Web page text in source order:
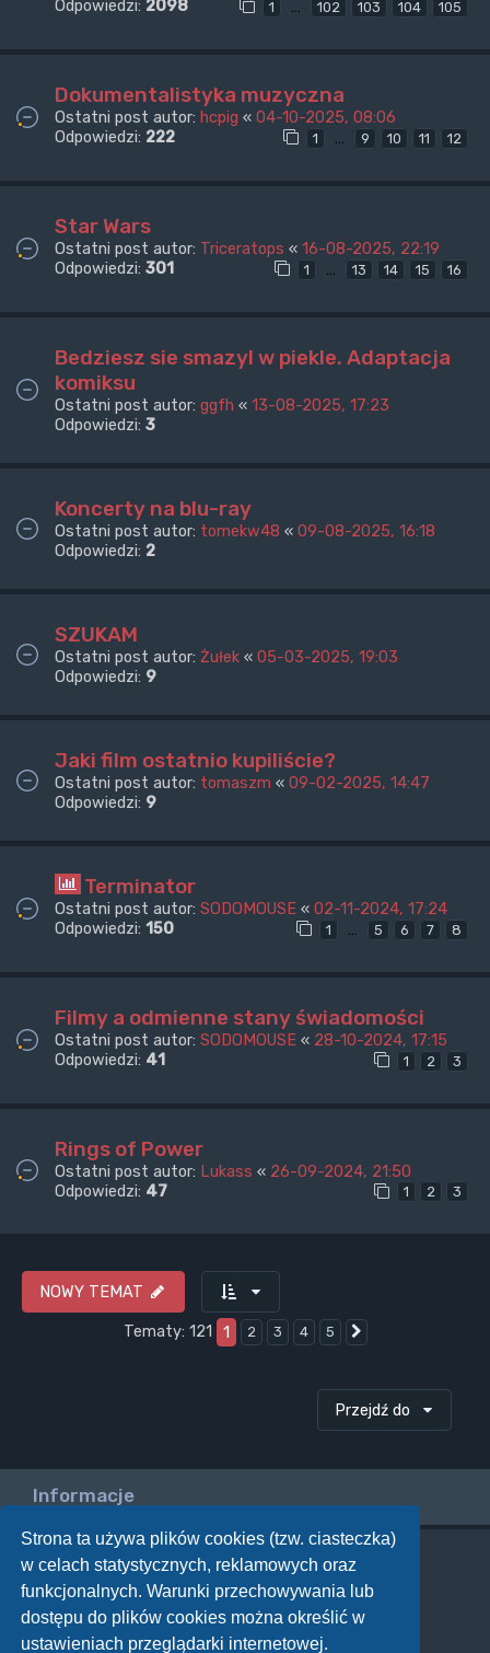
Strona ta używa plików cookies (tzw. ciasteczka)
w celach statystycznych, reklamowych oraz
funkcjonalnych. Warunki przechowywania lub
dostępu do plików cookies można określić w
ustawieniach przeglądarki internetowej.
Odpowiedzi: 2098 1 … 102 103 104 105
Dokumentalistyka muzyczna
Ostatni post autor: hcpig « 04-10-2025, 08:06
Odpowiedzi: 222 1 … 9 10 11 12
Star Wars
Ostatni post autor: Triceratops « 16-08-2025, 22:19
Odpowiedzi: 301 1 … 13 14 15 16
Bedziesz sie smazyl w piekle. Adaptacja
komiksu
Ostatni post autor: ggfh « 13-08-2025, 17:23
Odpowiedzi: 3
Koncerty na blu-ray
Ostatni post autor: tomekw48 « 09-08-2025, 16:18
Odpowiedzi: 2
SZUKAM
Ostatni post autor: Żułek « 05-03-2025, 19:03
Odpowiedzi: 9
Jaki film ostatnio kupiliście?
Ostatni post autor: tomaszm « 09-02-2025, 14:47
Odpowiedzi: 9
Terminator
Ostatni post autor: SODOMOUSE « 02-11-2024, 17:24
Odpowiedzi: 150 1 … 5 6 7 8
Filmy a odmienne stany świadomości
Ostatni post autor: SODOMOUSE « 28-10-2024, 17:15
Odpowiedzi: 41 1 2 3
Rings of Power
Ostatni post autor: Lukass « 26-09-2024, 21:50
Odpowiedzi: 47 1 2 3
NOWY TEMAT
Tematy: 121
1 2 3 4 5
Przejdź do
Informacje
Twoje uprawnienia na tym forum
Nie możesztworzyć nowych tematów
Nie możeszodpowiadać w tematach
Nie możesz zmieniać swoich postów